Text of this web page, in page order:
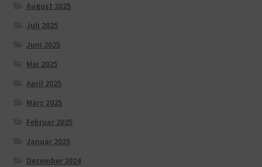
August 2025
Juli 2025
Juni 2025
Mai 2025
April 2025
März 2025
Februar 2025
Januar 2025
Dezember 2024